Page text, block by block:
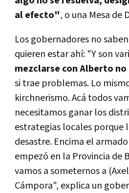
al efecto", o una Mesa de
Los gobernadores no
quieren estar ahí: "Y son
mezclarse con Alberto
si trae problemas. Lo
kirchnerismo. Acá todos
necesitamos ganar los
estrategias locales porque
desastre. Encima el
empezó en la Provincia de
vamos a someternos a
Cámpora", explica un